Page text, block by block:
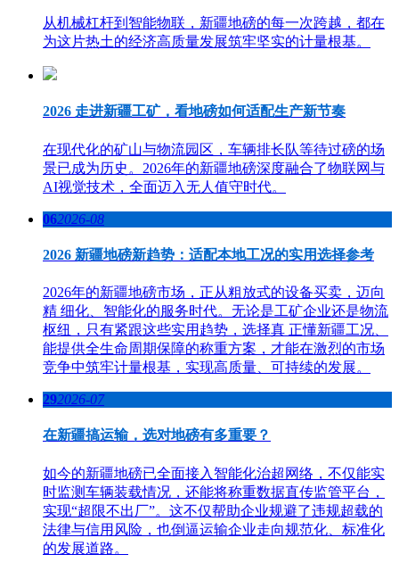
从机械杠杆到智能物联，新疆地磅的每一次跨越，都在
为这片热土的经济高质量发展筑牢坚实的计量根基。
2026 走进新疆工矿，看地磅如何适配生产新节奏
在现代化的矿山与物流园区，车辆排长队等待过磅的场
景已成为历史。2026年的新疆地磅深度融合了物联网与
AI视觉技术，全面迈入无人值守时代。
062026-08
2026 新疆地磅新趋势：适配本地工况的实用选择参考
2026年的新疆地磅市场，正从粗放式的设备买卖，迈向
精 细化、智能化的服务时代。无论是工矿企业还是物流
枢纽，只有紧跟这些实用趋势，选择真 正懂新疆工况、
能提供全生命周期保障的称重方案，才能在激烈的市场
竞争中筑牢计量根基，实现高质量、可持续的发展。
292026-07
在新疆搞运输，选对地磅有多重要？
如今的新疆地磅已全面接入智能化治超网络，不仅能实
时监测车辆装载情况，还能将称重数据直传监管平台，
实现“超限不出厂”。这不仅帮助企业规避了违规超载的
法律与信用风险，也倒逼运输企业走向规范化、标准化
的发展道路。